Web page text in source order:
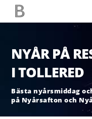
NYÅR PÅ
I TOLLERED
Bästa nyårsmiddag
på Nyårsafton och